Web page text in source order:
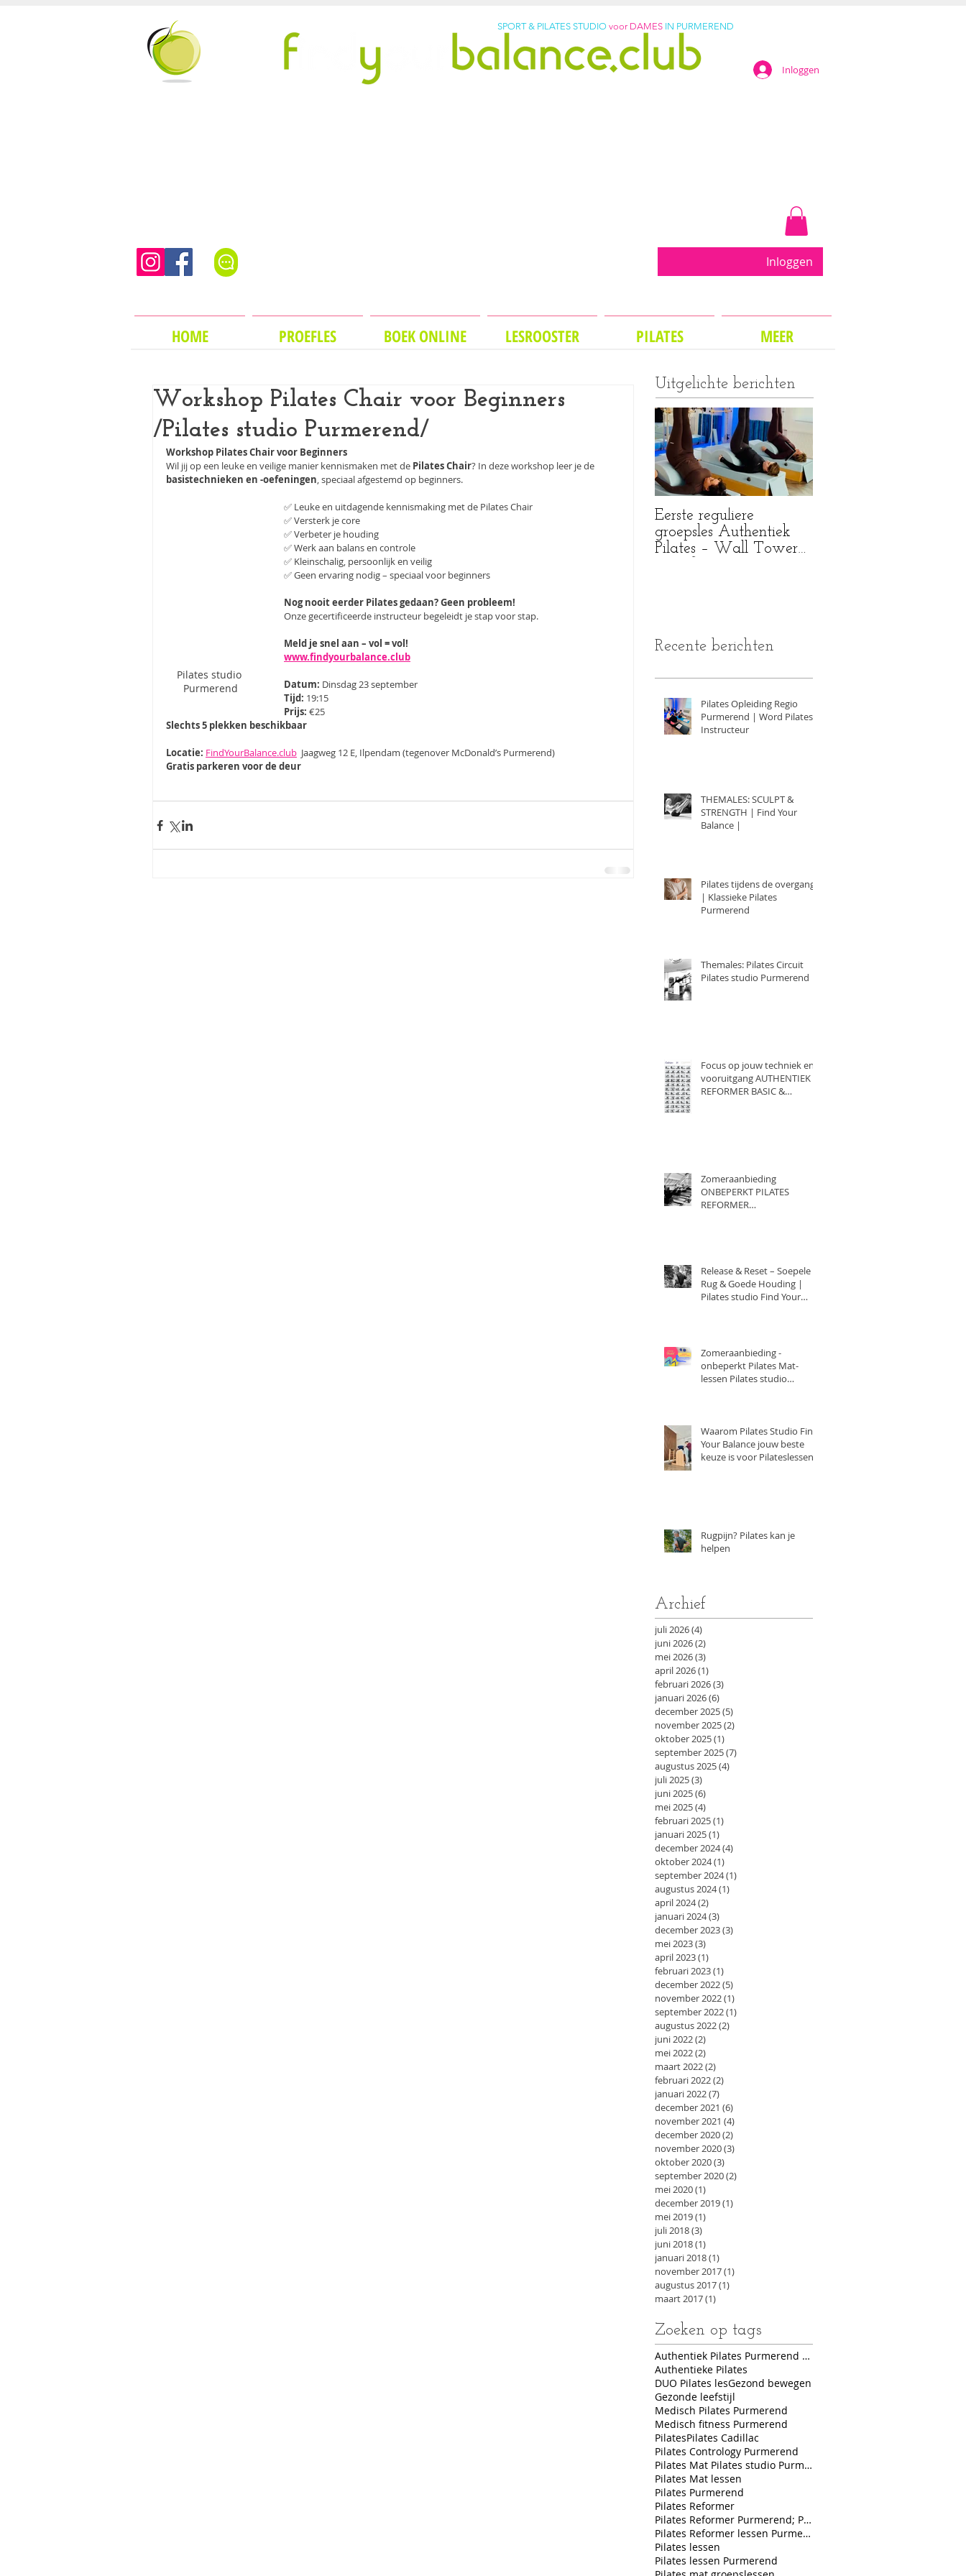
SPORT & PILATES STUDIO voor DAMES IN PURMEREND
Inloggen
Inloggen
HOME PROEFLES BOEK ONLINE LESROOSTER PILATES MEER
Workshop Pilates Chair voor Beginners
/Pilates studio Purmerend/
Workshop Pilates Chair voor Beginners
Wil jij op een leuke en veilige manier kennismaken met de Pilates Chair? In deze workshop leer je de
basistechnieken en -oefeningen, speciaal afgestemd op beginners.
Pilates studio
Purmerend
✅ Leuke en uitdagende kennismaking met de Pilates Chair
✅ Versterk je core
✅ Verbeter je houding
✅ Werk aan balans en controle
✅ Kleinschalig, persoonlijk en veilig
✅ Geen ervaring nodig – speciaal voor beginners
Nog nooit eerder Pilates gedaan? Geen probleem!
Onze gecertificeerde instructeur begeleidt je stap voor stap.
Meld je snel aan – vol = vol!
www.findyourbalance.club
Datum: Dinsdag 23 september
Tijd: 19:15
Prijs: €25
Slechts 5 plekken beschikbaar
Locatie: FindYourBalance.club
  Jaagweg 12 E, Ilpendam (tegenover McDonald’s Purmerend)
Gratis parkeren voor de deur
Uitgelichte berichten
Eerste reguliere
groepsles Authentiek
Pilates – Wall Tower
Recente berichten
Pilates Opleiding Regio
Purmerend | Word Pilates
Instructeur
THEMALES: SCULPT &
STRENGTH | Find Your
Balance |
Pilates tijdens de overgang
| Klassieke Pilates
Purmerend
Themales: Pilates Circuit
Pilates studio Purmerend
Focus op jouw techniek en
vooruitgang AUTHENTIEK
REFORMER BASIC &
Zomeraanbieding
ONBEPERKT PILATES
REFORMER
Release & Reset – Soepele
Rug & Goede Houding |
Pilates studio Find Your
Zomeraanbieding -
onbeperkt Pilates Mat-
lessen Pilates studio
Waarom Pilates Studio Find
Your Balance jouw beste
keuze is voor Pilateslessen
Rugpijn? Pilates kan je
helpen
Archief
juli 2026(4)
juni 2026(2)
mei 2026(3)
april 2026(1)
februari 2026(3)
januari 2026(6)
december 2025(5)
november 2025(2)
oktober 2025(1)
september 2025(7)
augustus 2025(4)
juli 2025(3)
juni 2025(6)
mei 2025(4)
februari 2025(1)
januari 2025(1)
december 2024(4)
oktober 2024(1)
september 2024(1)
augustus 2024(1)
april 2024(2)
januari 2024(3)
december 2023(3)
mei 2023(3)
april 2023(1)
februari 2023(1)
december 2022(5)
november 2022(1)
september 2022(1)
augustus 2022(2)
juni 2022(2)
mei 2022(2)
maart 2022(2)
februari 2022(2)
januari 2022(7)
december 2021 (6)
november 2021 (4)
december 2020(2)
november 2020(3)
oktober 2020(3)
september 2020(2)
mei 2020(1)
december 2019(1)
mei 2019(1)
juli 2018(3)
juni 2018(1)
januari 2018(1)
november 2017(1)
augustus 2017(1)
maart 2017(1)
Zoeken op tags
Authentiek Pilates Purmerend Authentiek PIlates Nederland
Authentieke Pilates
DUO Pilates lesGezond bewegen
Gezonde leefstijl
Medisch Pilates Purmerend
Medisch fitness Purmerend
PilatesPilates Cadillac
Pilates Contrology Purmerend
Pilates Mat Pilates studio Purmerend
Pilates Mat lessen
Pilates Purmerend
Pilates Reformer
Pilates Reformer Purmerend; Pilates studio Purmerend
Pilates Reformer lessen Purmerend
Pilates lessen
Pilates lessen Purmerend